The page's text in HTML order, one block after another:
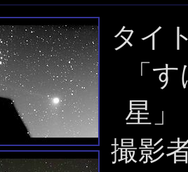
タイ
「
星」
撮影